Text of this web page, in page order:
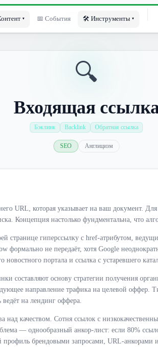
▾ 📅 События 🛠 Инструменты ▾
🔍
Входящая
Бэклинк Backlink Обратная ссылка
SEO Англицизм
URL, которая указывает на ваш документ.
Концепция настолько фундментальна, что
странице гиперссылку с href-атрибутом,
не передаёт, хотя Google
портала и ссылка с устаревшего
основу стратегии получения
направление трафика на целевой оффер.
на лендинг оффера.
качеством. Сотня ссылок с
— однообразный анкор-лист: если 80%
брендовыми запросами, URL-